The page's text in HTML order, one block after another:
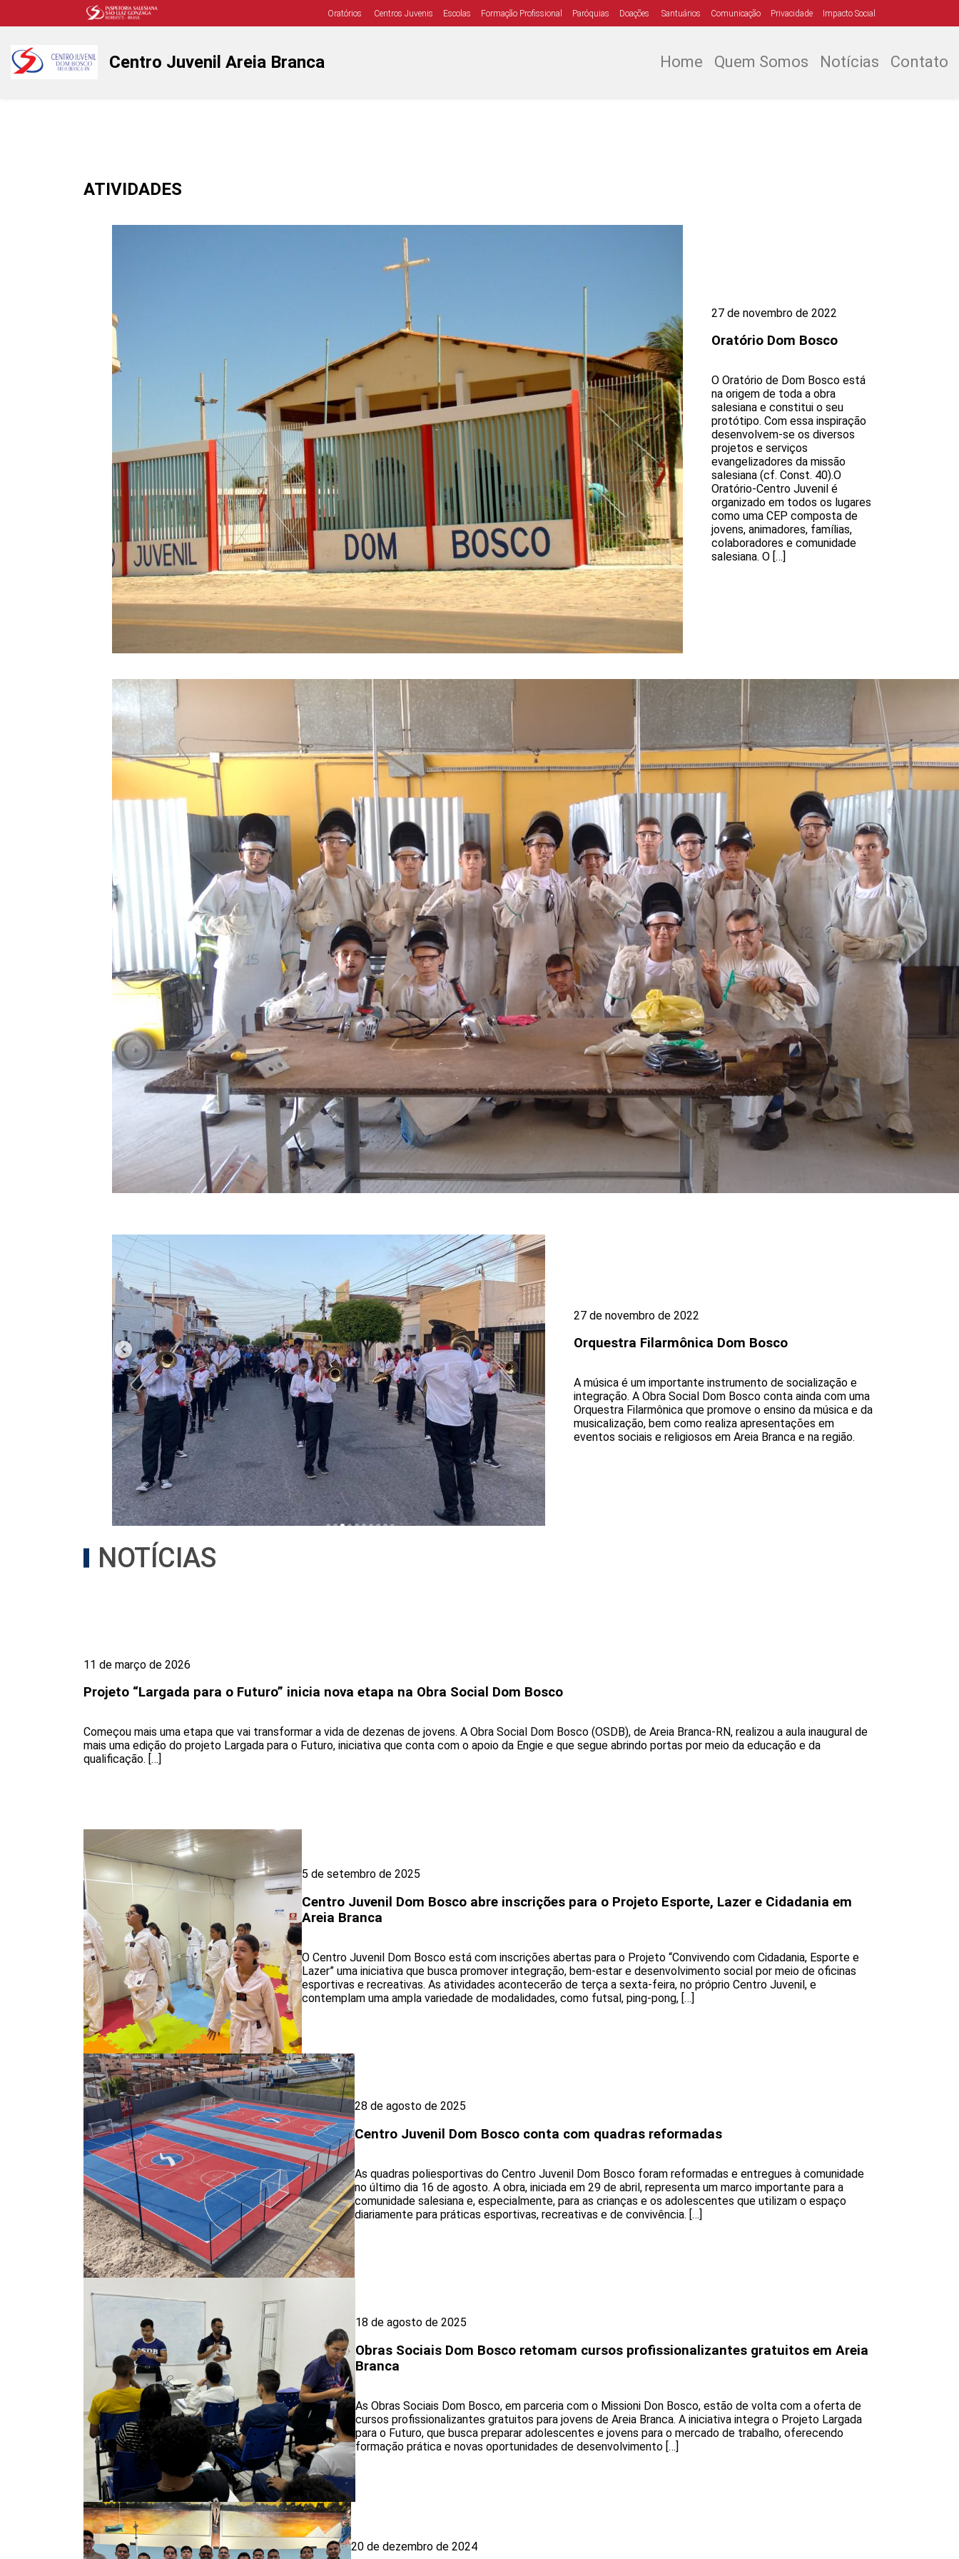
Oratórios Centros Juvenis Escolas Formação Profissional Paróquias Doações Santuários Comunicação Privacidade Impacto Social
Centro Juvenil Areia Branca Home Quem Somos Notícias Contato
ATIVIDADES
27 de novembro de 2022
Oratório Dom Bosco
O Oratório de Dom Bosco está
na origem de toda a obra
salesiana e constitui o seu
protótipo. Com essa inspiração
desenvolvem-se os diversos
projetos e serviços
evangelizadores da missão
salesiana (cf. Const. 40).O
Oratório-Centro Juvenil é
organizado em todos os lugares
como uma CEP composta de
jovens, animadores, famílias,
colaboradores e comunidade
salesiana. O […]
27 de novembro de 2022
Orquestra Filarmônica Dom Bosco
A música é um importante instrumento de socialização e
integração. A Obra Social Dom Bosco conta ainda com uma
Orquestra Filarmônica que promove o ensino da música e da
musicalização, bem como realiza apresentações em
eventos sociais e religiosos em Areia Branca e na região.
NOTÍCIAS
11 de março de 2026
Projeto “Largada para o Futuro” inicia nova etapa na Obra Social Dom Bosco
Começou mais uma etapa que vai transformar a vida de dezenas de jovens. A Obra Social Dom Bosco (OSDB), de Areia Branca-RN, realizou a aula inaugural de
mais uma edição do projeto Largada para o Futuro, iniciativa que conta com o apoio da Engie e que segue abrindo portas por meio da educação e da
qualificação. […]
5 de setembro de 2025
Centro Juvenil Dom Bosco abre inscrições para o Projeto Esporte, Lazer e Cidadania em
Areia Branca
O Centro Juvenil Dom Bosco está com inscrições abertas para o Projeto “Convivendo com Cidadania, Esporte e
Lazer” uma iniciativa que busca promover integração, bem-estar e desenvolvimento social por meio de oficinas
esportivas e recreativas. As atividades acontecerão de terça a sexta-feira, no próprio Centro Juvenil, e
contemplam uma ampla variedade de modalidades, como futsal, ping-pong, […]
28 de agosto de 2025
Centro Juvenil Dom Bosco conta com quadras reformadas
As quadras poliesportivas do Centro Juvenil Dom Bosco foram reformadas e entregues à comunidade
no último dia 16 de agosto. A obra, iniciada em 29 de abril, representa um marco importante para a
comunidade salesiana e, especialmente, para as crianças e os adolescentes que utilizam o espaço
diariamente para práticas esportivas, recreativas e de convivência. […]
18 de agosto de 2025
Obras Sociais Dom Bosco retomam cursos profissionalizantes gratuitos em Areia
Branca
As Obras Sociais Dom Bosco, em parceria com o Missioni Don Bosco, estão de volta com a oferta de
cursos profissionalizantes gratuitos para jovens de Areia Branca. A iniciativa integra o Projeto Largada
para o Futuro, que busca preparar adolescentes e jovens para o mercado de trabalho, oferecendo
formação prática e novas oportunidades de desenvolvimento […]
20 de dezembro de 2024